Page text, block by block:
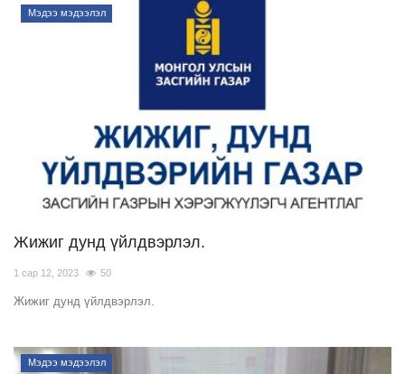
Мэдээ мэдээлэл
Жижиг дунд үйлдвэрлэл.
1 сар 12, 2023 50
Жижиг дунд үйлдвэрлэл.
Мэдээ мэдээлэл